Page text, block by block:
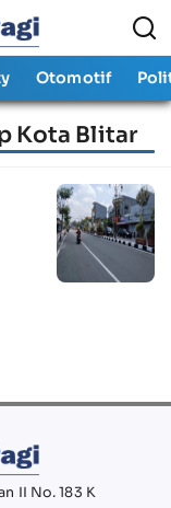
Otomotif
Kota Blitar
II No. 183 K